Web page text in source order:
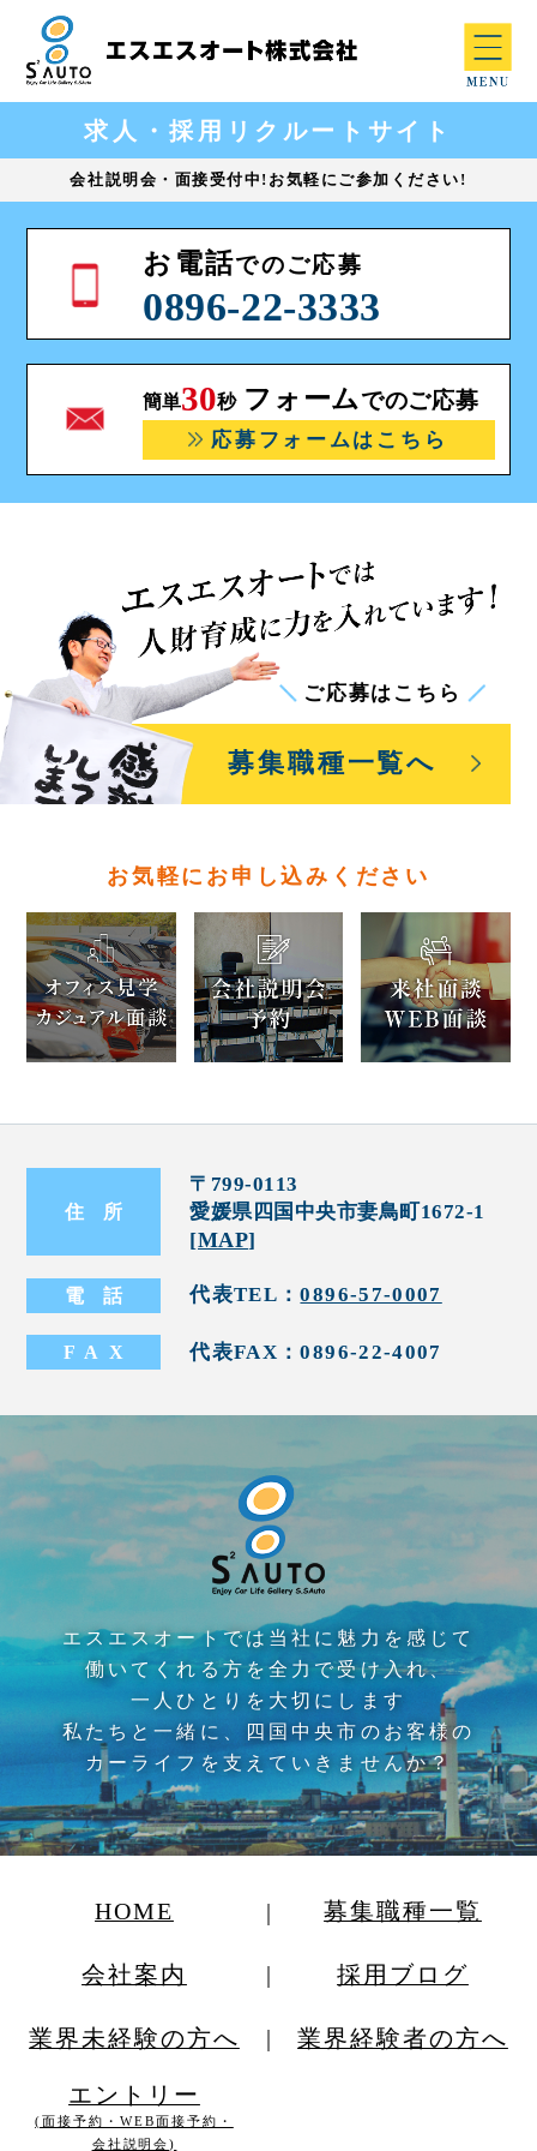
求人・採用リクルートサイト
会社説明会・面接受付中!お気軽にご参加ください!
お電話でのご応募
0896-22-3333
簡単30秒 フォームでのご応募
応募フォームはこちら
ご応募はこちら
募集職種一覧へ
お気軽にお申し込みください
住 所
〒799-0113
愛媛県四国中央市妻鳥町1672-1
[MAP]
電話 代表TEL：0896-57-0007
FA X 代表FAX：0896-22-4007
エスエスオートでは当社に魅力を感じて
働いてくれる方を全力で受け入れ、
一人ひとりを大切にします
私たちと一緒に、四国中央市のお客様の
カーライフを支えていきませんか？
HOME 募集職種一覧
エントリー
(面接予約・WEB面接予約・
会社説明会)
採用ブログ
会社案内
業界未経験の方へ 業界経験者の方へ